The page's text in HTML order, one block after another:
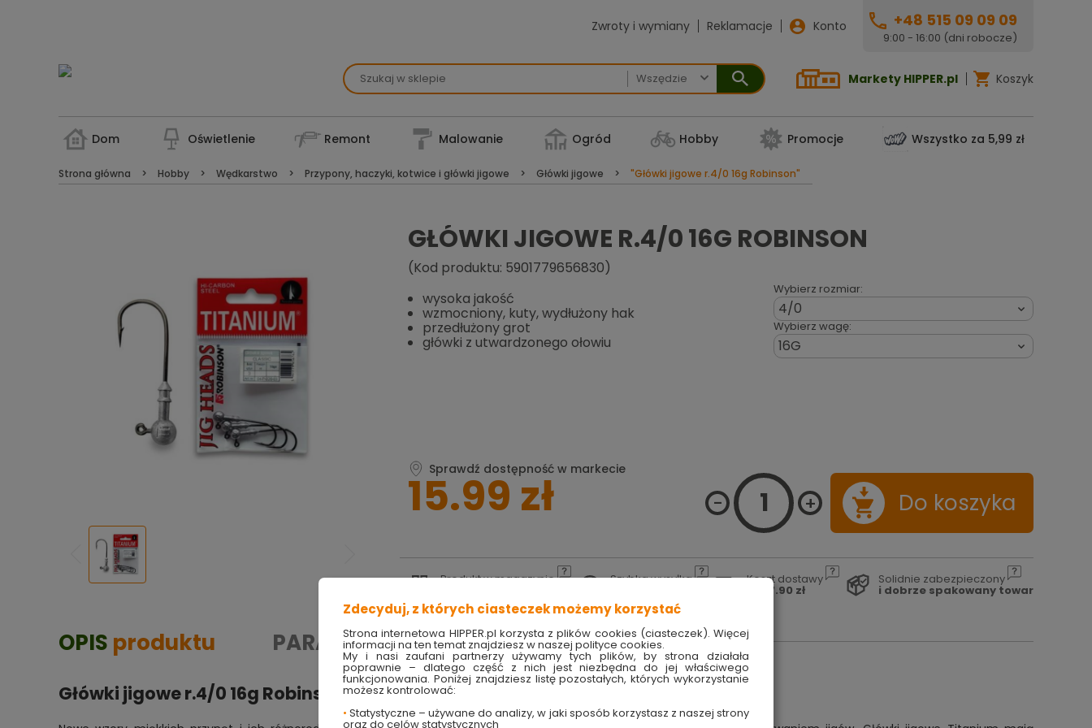
Zwroty i wymiany Reklamacje Konto +48 515 09 09 09
9:00 - 16:00 (dni robocze)
 Markety HIPPER.pl Koszyk
Dom Oświetlenie Remont Malowanie Ogród Hobby Promocje Wszystko za 5,99 zł
Strona główna Hobby Wędkarstwo Przypony, haczyki, kotwice i główki jigowe Główki jigowe "Główki jigowe r.4/0 16g Robinson"
GŁÓWKI JIGOWE R.4/0 16G ROBINSON
(Kod produktu: 5901779656830)
wysoka jakość
wzmocniony, kuty, wydłużony hak
przedłużony grot
główki z utwardzonego ołowiu
Wybierz rozmiar:
4/0 
Wybierz wagę:
16G 
Sprawdź dostępność w markecie
15.99 zł Do koszyka
Produkt w magazynie Szybka wysyłka Koszt dostawy
od 17.90 zł
Solidnie zabezpieczony
i dobrze spakowany towar
OPIS produktu PARAMETRYtechniczne
Główki jigowe r.4/0 16g Robinson
Zdecyduj, z których ciasteczek możemy korzystać
Strona internetowa HIPPER.pl korzysta z plików cookies (ciasteczek). Więcej
informacji na ten temat znajdziesz w naszej polityce cookies.
My i nasi zaufani partnerzy używamy tych plików, by strona działała
poprawnie – dlatego część z nich jest niezbędna do jej właściwego
funkcjonowania. Poniżej znajdziesz listę pozostałych, których wykorzystanie
możesz kontrolować:
• Statystyczne – używane do analizy, w jaki sposób korzystasz z naszej strony
oraz do celów statystycznych